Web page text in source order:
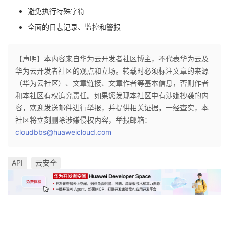
避免执行特殊字符
全面的日志记录、监控和警报
【声明】本内容来自华为云开发者社区博主，不代表华为云及
华为云开发者社区的观点和立场。转载时必须标注文章的来源
（华为云社区）、文章链接、文章作者等基本信息，否则作者
和本社区有权追究责任。如果您发现本社区中有涉嫌抄袭的内
容，欢迎发送邮件进行举报，并提供相关证据，一经查实，本
社区将立刻删除涉嫌侵权内容，举报邮箱：
cloudbbs@huaweicloud.com
API 云安全